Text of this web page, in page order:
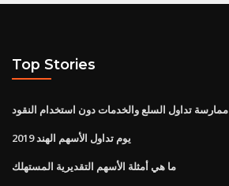
Top Stories
ممارسة تداول السلع والخدمات دون استخدام النقود
يوم تداول الأسهم الهند 2019
ما هي أمثلة الأسهم التقديرية المستهلك